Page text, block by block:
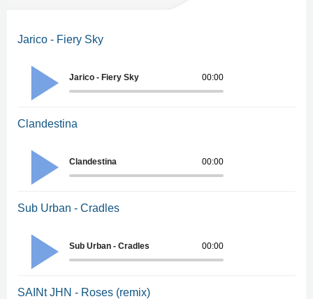
Jarico - Fiery Sky
00:00
Jarico - Fiery Sky
Clandestina
00:00
Clandestina
Sub Urban - Cradles
00:00
Sub Urban - Cradles
SAINt JHN - Roses (remix)